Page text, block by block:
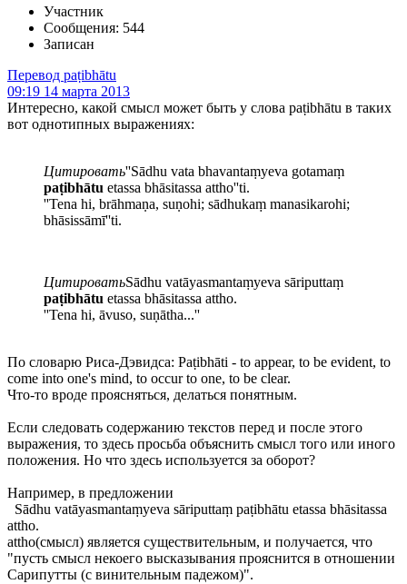
Участник
Сообщения: 544
Записан
Перевод paṭibhātu
09:19 14 марта 2013
Интересно, какой смысл может быть у слова paṭibhātu в таких
вот однотипных выражениях:
Цитировать''Sādhu vata bhavantaṃyeva gotamaṃ
paṭibhātu etassa bhāsitassa attho''ti.
''Tena hi, brāhmaṇa, suṇohi; sādhukaṃ manasikarohi;
bhāsissāmī''ti.
ЦитироватьSādhu vatāyasmantaṃyeva sāriputtaṃ
paṭibhātu etassa bhāsitassa attho.
''Tena hi, āvuso, suṇātha...''
По словарю Риса-Дэвидса: Paṭibhāti - to appear, to be evident, to
come into one's mind, to occur to one, to be clear.
Что-то вроде проясняться, делаться понятным.
Если следовать содержанию текстов перед и после этого
выражения, то здесь просьба объяснить смысл того или иного
положения. Но что здесь используется за оборот?
Например, в предложении
Sādhu vatāyasmantaṃyeva sāriputtaṃ paṭibhātu etassa bhāsitassa
attho.
attho(смысл) является существительным, и получается, что
"пусть смысл некоего высказывания прояснится в отношении
Сарипутты (с винительным падежом)".